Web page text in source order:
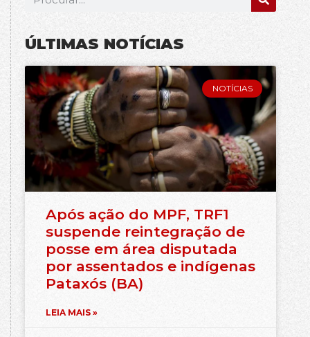
ÚLTIMAS NOTÍCIAS
NOTÍCIAS
Após ação do MPF, TRF1
suspende reintegração de
posse em área disputada
por assentados e indígenas
Pataxós (BA)
LEIA MAIS »